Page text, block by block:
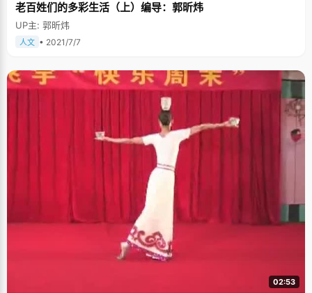
老百姓们的多彩生活（上）编导：郭昕炜
UP主: 郭昕炜
人文 • 2021/7/7
02:53